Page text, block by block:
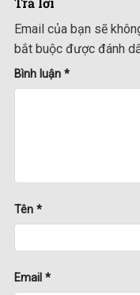
Email của bạn sẽ
bắt buộc được đánh
Bình luận *
Tên *
Email *